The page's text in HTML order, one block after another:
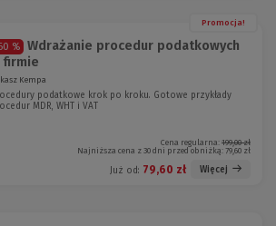
Promocja!
%
Wdrażanie procedur podatkowych
firmie
Kempa
podatkowe krok po kroku. Gotowe przykłady
MDR, WHT i VAT
Cena regularna: 199,00 zł
Najniższa cena z 30 dni przed obniżką: 79,60 zł
Już od: 79,60 zł Więcej